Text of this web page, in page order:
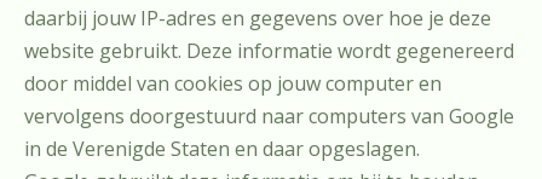
daarbij jouw IP-adres en gegevens over hoe je deze
website gebruikt. Deze informatie wordt gegenereerd
door middel van cookies op jouw computer en
vervolgens doorgestuurd naar computers van Google
in de Verenigde Staten en daar opgeslagen.